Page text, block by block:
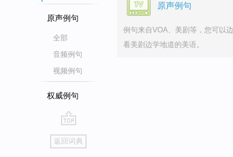
原声例句
全部
音频例句
视频例句
权威例句
go
top
返回词典
原声例句
例句来自VOA、美剧等，您可以边
看美剧边学地道的美语。